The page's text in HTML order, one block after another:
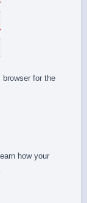
for the
how your